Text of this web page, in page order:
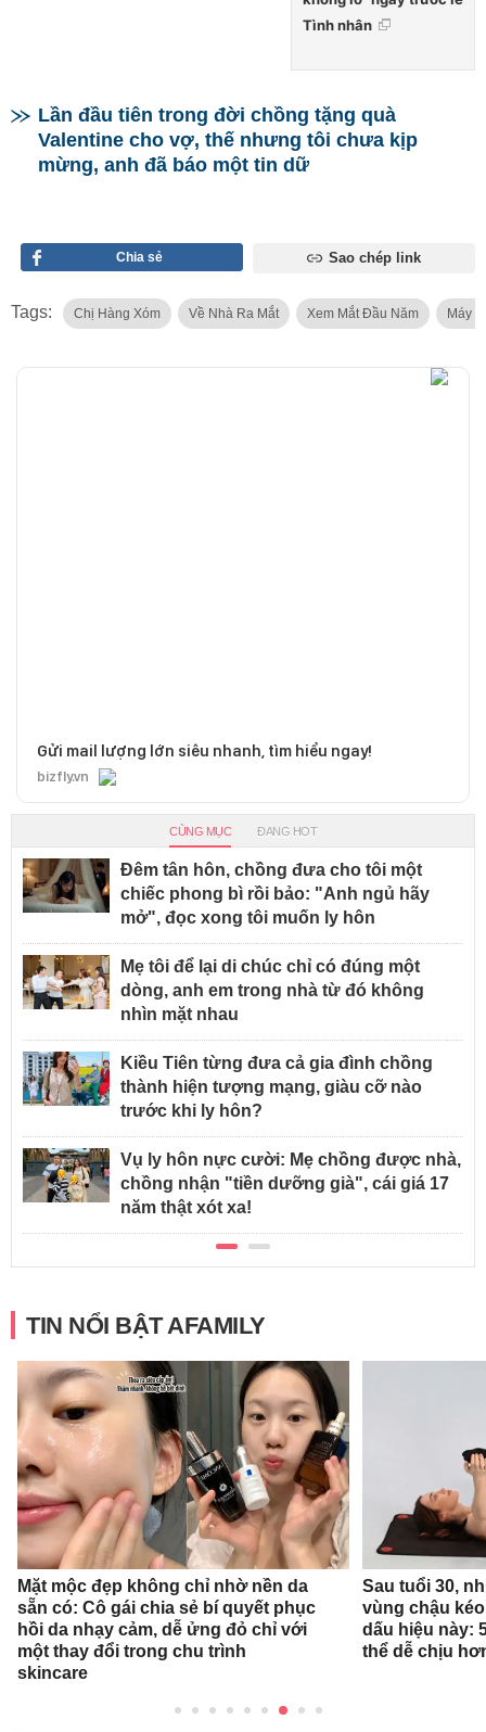
Tình nhân
Lần đầu tiên trong đời chồng tặng quà
Valentine cho vợ, thế nhưng tôi chưa kịp
mừng, anh đã báo một tin dữ
Chia sẻ Sao chép link
Tags: Chị Hàng Xóm Về Nhà Ra Mắt Xem Mắt Đầu Năm Máy
Gửi mail lượng lớn siêu nhanh, tìm hiểu ngay!
bizfly.vn
CÙNG MỤC ĐANG HOT
Đêm tân hôn, chồng đưa cho tôi một
chiếc phong bì rồi bảo: "Anh ngủ hãy
mở", đọc xong tôi muốn ly hôn
Mẹ tôi để lại di chúc chỉ có đúng một
dòng, anh em trong nhà từ đó không
nhìn mặt nhau
Kiều Tiên từng đưa cả gia đình chồng
thành hiện tượng mạng, giàu cỡ nào
trước khi ly hôn?
Vụ ly hôn nực cười: Mẹ chồng được nhà,
chồng nhận "tiền dưỡng già", cái giá 17
năm thật xót xa!
TIN NỔI BẬT AFAMILY
Mặt mộc đẹp không chỉ nhờ nền da
sẵn có: Cô gái chia sẻ bí quyết phục
hồi da nhạy cảm, dễ ửng đỏ chỉ với
một thay đổi trong chu trình
skincare
Sau tuổi 30,
vùng chậu
dấu hiệu này:
thể dễ chịu